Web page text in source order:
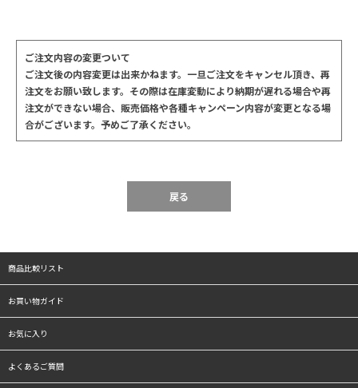
ご注文内容の変更ついて
ご注文後の内容変更は出来かねます。一旦ご注文をキャンセル頂き、再
注文をお願い致します。その際は在庫変動により納期が遅れる場合や再
注文ができない場合、販売価格や各種キャンペーン内容が変更となる場
合がございます。予めご了承ください。
戻る
商品比較リスト
お買い物ガイド
お気に入り
よくあるご質問